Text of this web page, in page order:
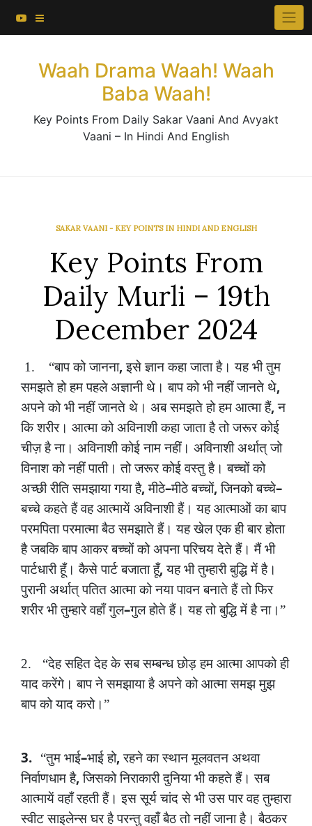
Waah Drama Waah! Waah
Baba Waah!
Key Points From Daily Sakar Vaani And Avyakt
Vaani – In Hindi And English
SAKAR VAANI - KEY POINTS IN HINDI AND ENGLISH
Key Points From
Daily Murli – 19th
December 2024
1. “बाप को जानना,इसे ज्ञान कहा जाता है। यह भी तुम
समझते हो हम पहले अज्ञानी थे। बाप को भी नहीं जानते थे,
अपने को भी नहीं जानते थे। अब समझते हो हम आत्मा हैं,न
कि शरीर। आत्मा को अविनाशी कहा जाता है तो जरूर कोई
चीज़ है ना। अविनाशी कोई नाम नहीं। अविनाशी अर्थात् जो
विनाश को नहीं पाती। तो जरूर कोई वस्तु है। बच्चों को
अच्छी रीति समझाया गया है,मीठे–मीठे बच्चों,जिनको बच्चे–
बच्चे कहते हैं वह आत्मायें अविनाशी हैं। यह आत्माओं का बाप
परमपिता परमात्मा बैठ समझाते हैं। यह खेल एक ही बार होता
है जबकि बाप आकर बच्चों को अपना परिचय देते हैं। मैं भी
पार्टधारी हूँ। कैसे पार्ट बजाता हूँ,यह भी तुम्हारी बुद्धि में है।
पुरानी अर्थात् पतित आत्मा को नया पावन बनाते हैं तो फिर
शरीर भी तुम्हारे वहाँ गुल–गुल होते हैं। यह तो बुद्धि में है ना।”
2. “देह सहित देह के सब सम्बन्ध छोड़ हम आत्मा आपको ही
याद करेंगे। बाप ने समझाया है अपने को आत्मा समझ मुझ
बाप को याद करो।”
3. “तुम भाई–भाई हो,रहने का स्थान मूलवतन अथवा
निर्वाणधाम है,जिसको निराकारी दुनिया भी कहते हैं। सब
आत्मायें वहाँ रहती हैं। इस सूर्य चांद से भी उस पार वह तुम्हारा
स्वीट साइलेन्स घर है परन्तु वहाँ बैठ तो नहीं जाना है। बैठकर
×